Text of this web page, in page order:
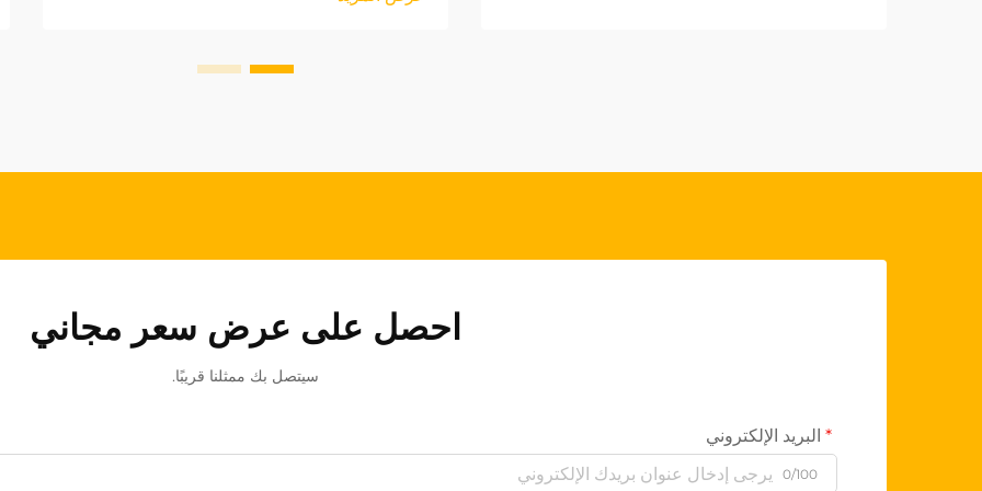
توريد موثوقة لكميات كبيرة في سوق
ويُتوقع أن يستمر نمو سوق أغطية مقاعد
احصل على عرض سعر مجاني
سيتصل بك ممثلنا قريبًا.
البريد الإلكتروني
0/100